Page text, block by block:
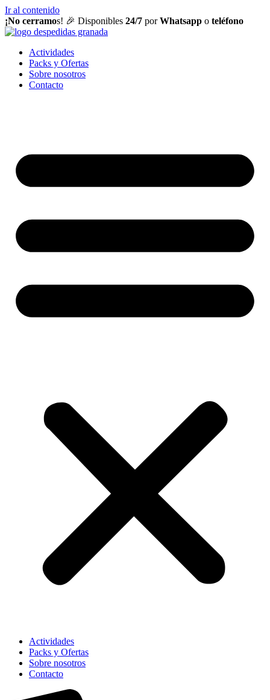
Ir al contenido
¡No cerramos! 🎉 Disponibles 24/7 porWhatsapp o teléfono
Actividades
Packs y Ofertas
Sobre nosotros
Contacto
Actividades
Packs y Ofertas
Sobre nosotros
Contacto